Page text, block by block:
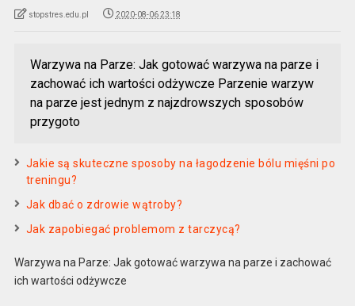
stopstres.edu.pl 2020-08-06 23:18
Warzywa na Parze: Jak gotować warzywa na parze i
zachować ich wartości odżywcze Parzenie warzyw
na parze jest jednym z najzdrowszych sposobów
przygoto
Jakie są skuteczne sposoby na łagodzenie bólu mięśni po
treningu?
Jak dbać o zdrowie wątroby?
Jak zapobiegać problemom z tarczycą?
Warzywa na Parze: Jak gotować warzywa na parze i zachować
ich wartości odżywcze